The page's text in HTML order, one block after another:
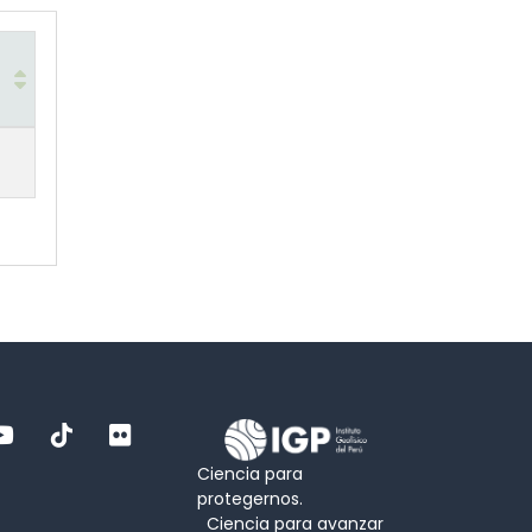
Ciencia para
protegernos.
Ciencia para avanzar